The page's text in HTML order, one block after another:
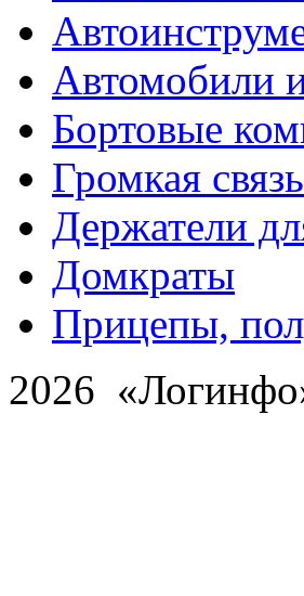
Автомобили
Бортовые
Громкая связь
Держатели
Домкраты
Прицепы,
2026